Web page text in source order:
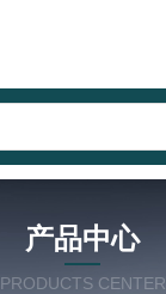
产品中心
PRODUCTS CENTER